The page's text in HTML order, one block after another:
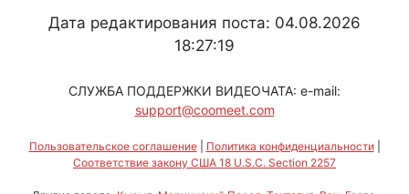
Дата редактирования поста: 04.08.2026
18:27:19
СЛУЖБА ПОДДЕРЖКИ ВИДЕОЧАТА: e-mail:
support@coomeet.com
Пользовательское соглашение| Политика конфиденциальности|
Соответствие закону США 18 U.S.C. Section 2257